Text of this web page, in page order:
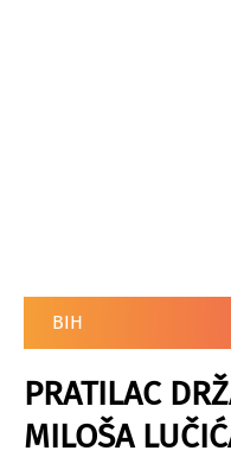
BIH
PRATILAC
MILOŠA